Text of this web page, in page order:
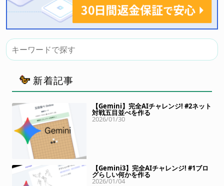
新着記事
【Gemini】完全AIチャレンジ! #2ネット
対戦五目並べを作る
2026/01/30
【Gemini3】完全AIチャレンジ! #1ブロ
グらしい何かを作る
2026/01/04